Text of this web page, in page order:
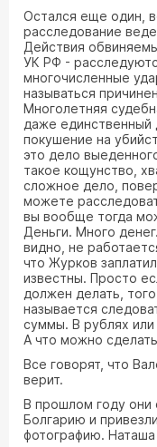
Остался еще один,
расследование
Действия
УК РФ -
многочисленные
называться
Многолетняя
даже единственный
покушение на
это дело
такое кощунство,
сложное дело,
можете
вы вообще тогда
Деньги. Много
видно, не
что Журков
известны. Просто
должен делать,
называется
суммы. В рублях или
А что можно
Все говорят, что
верит.
В прошлом году они
Болгарию и
фотографию. Наташа